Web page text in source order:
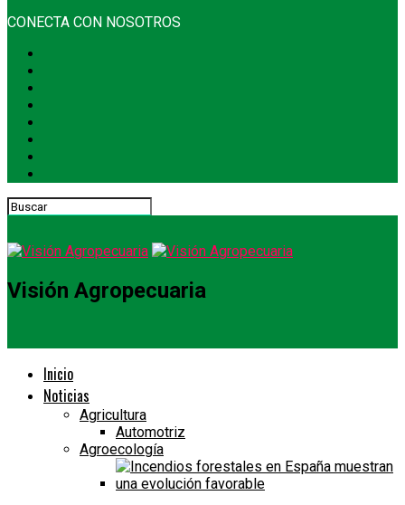
CONECTA CON NOSOTROS
Visión Agropecuaria
Inicio
Noticias
Agricultura
Automotriz
Agroecología